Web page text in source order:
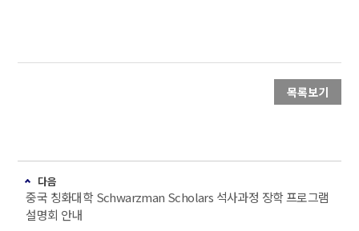
목록보기
다음
중국 칭화대학 Schwarzman Scholars 석사과정 장학 프로그램
설명회 안내